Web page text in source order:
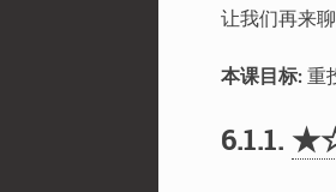
让我们再来
本课目标:重
6.1.1.